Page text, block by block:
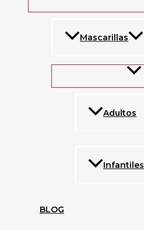
Mascarillas
Adultos
Infantiles
BLOG